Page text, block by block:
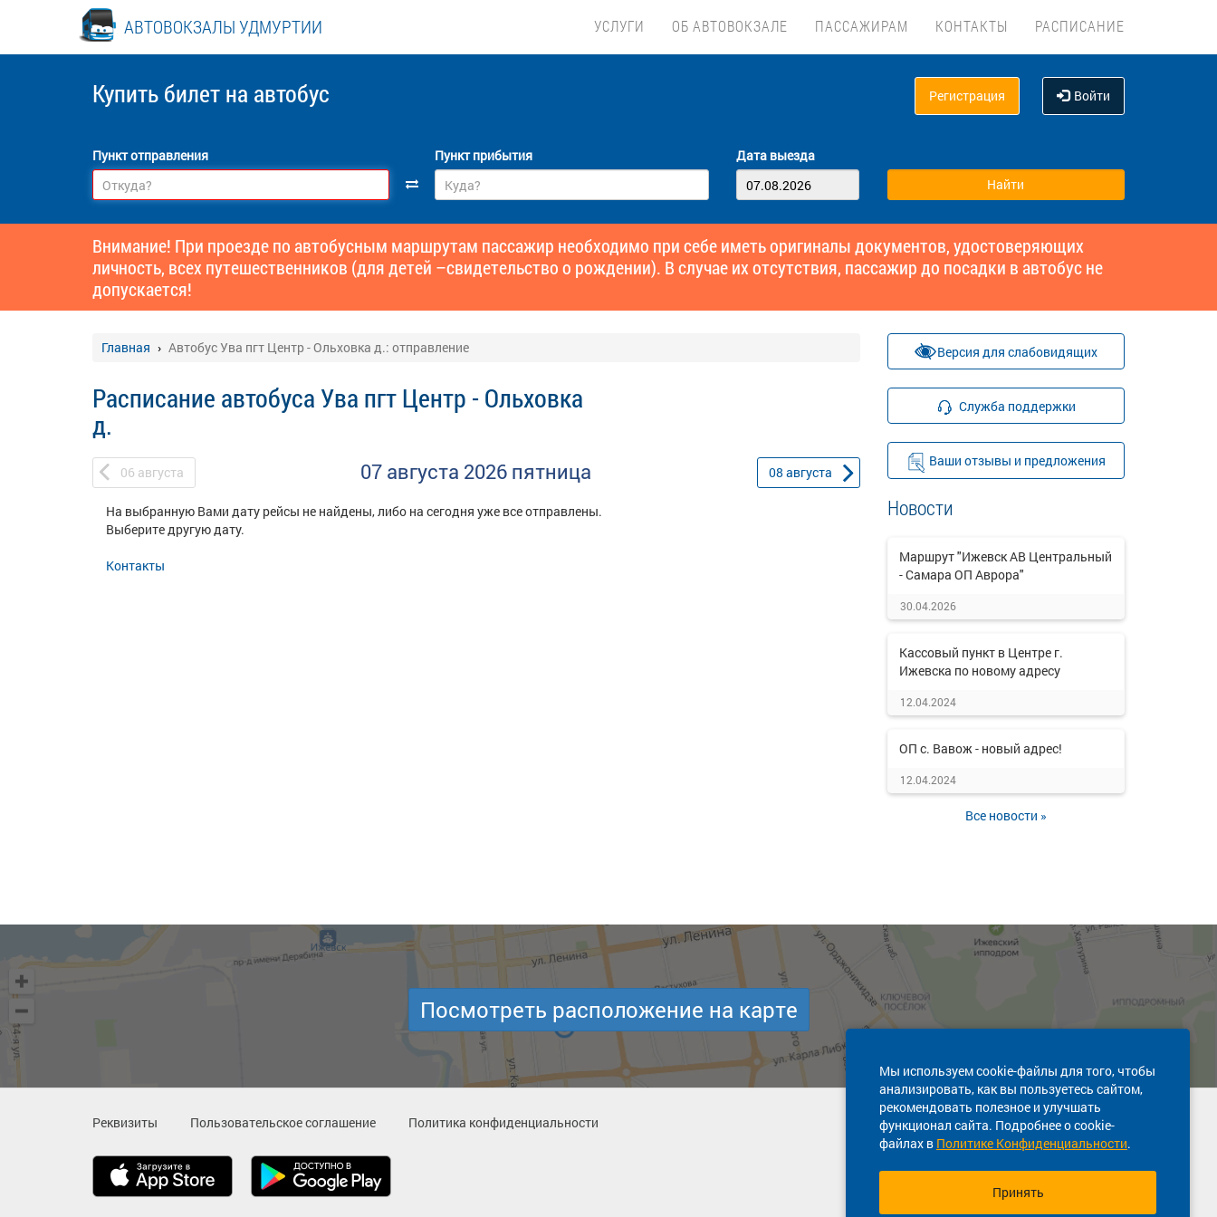
АВТОВОКЗАЛЫ УДМУРТИИ УСЛУГИ ОБ АВТОВОКЗАЛЕ ПАССАЖИРАМ КОНТАКТЫ РАСПИСАНИЕ
Купить билет на автобус Регистрация Войти
Пункт отправления Пункт прибытия Дата выезда
Внимание! При проезде по автобусным маршрутам пассажир необходимо при себе иметь оригиналы документов, удостоверяющих
личность, всех путешественников (для детей –свидетельство о рождении). В случае их отсутствия, пассажир до посадки в автобус не
допускается!
Главная Автобус Ува пгт Центр - Ольховка д.: отправление
Расписание автобуса Ува пгт Центр - Ольховка
д.
06 августа 07 августа 2026 пятница 08 августа
На выбранную Вами дату рейсы не найдены, либо на сегодня уже все отправлены.
Выберите другую дату.
Контакты
Версия для слабовидящих
Служба поддержки
Ваши отзывы и предложения
Новости
Маршрут "Ижевск АВ Центральный
- Самара ОП Аврора"
30.04.2026
Кассовый пункт в Центре г.
Ижевска по новому адресу
12.04.2024
ОП с. Вавож - новый адрес!
12.04.2024
Все новости »
Мы используем cookie-файлы для того, чтобы
анализировать, как вы пользуетесь сайтом,
рекомендовать полезное и улучшать
функционал сайта. Подробнее о cookie-
файлах в Политике Конфиденциальности.
Принять
Посмотреть расположение на карте
Реквизиты Пользовательское соглашение Политика конфиденциальности Техническая поддержка сайта
8 800 600-03-38